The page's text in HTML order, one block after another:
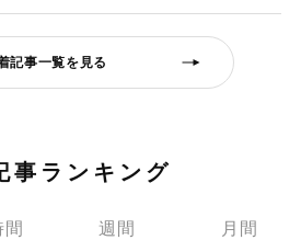
記事一覧を見る
事ランキング
間 週間 月間